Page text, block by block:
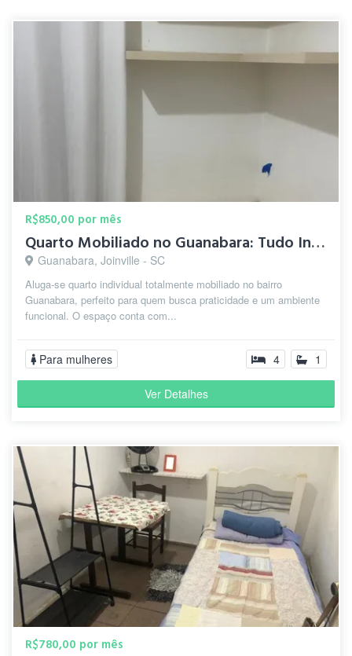
R$850,00 por mês
Quarto Mobiliado no Guanabara: Tudo Incluso e Perto de Tudo!
Guanabara, Joinville - SC
Aluga-se quarto individual totalmente mobiliado no bairro
Guanabara, perfeito para quem busca praticidade e um ambiente
funcional. O espaço conta com...
Para mulheres 4 1
Ver Detalhes
R$780,00 por mês